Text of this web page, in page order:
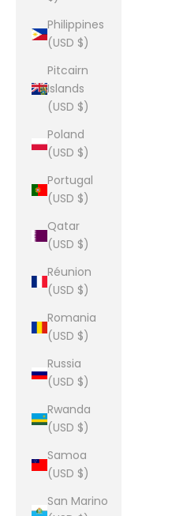
Philippines
(USD $)
Pitcairn
Islands
(USD $)
Poland
(USD $)
Portugal
(USD $)
Qatar
(USD $)
Réunion
(USD $)
Romania
(USD $)
Russia
(USD $)
Rwanda
(USD $)
Samoa
(USD $)
San Marino